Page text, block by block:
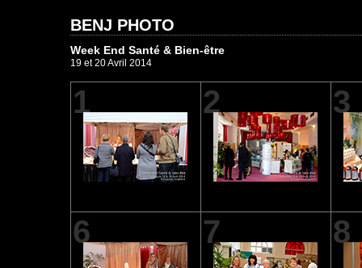
BENJ PHOTO
Week End Santé & Bien-être
19 et 20 Avril 2014
1 2 3
6 7 8